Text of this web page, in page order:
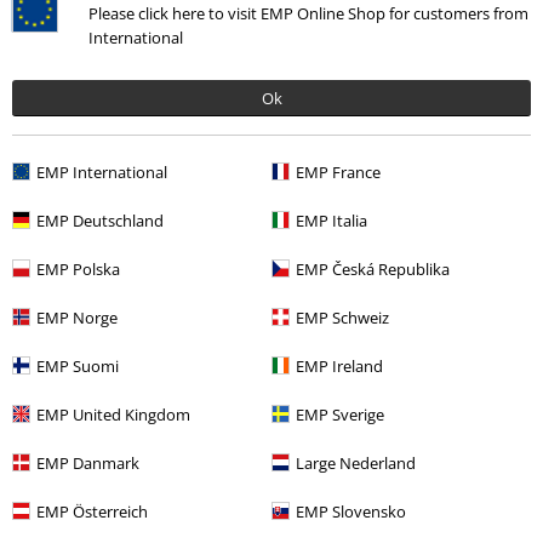
Please click here to visit EMP Online Shop for customers from
International
Ok
EMP International EMP France
EMP Deutschland EMP Italia
EMP Polska EMP Česká Republika
EMP Norge EMP Schweiz
EMP Suomi EMP Ireland
EMP United Kingdom EMP Sverige
EMP Danmark Large Nederland
EMP Österreich EMP Slovensko
RCD109.90 zł
Więcej kategorii. Więcej możliwości.
Mężczyźni Odzież Koszulki & topy Koszulki
Wyprzedaż % OUTLET